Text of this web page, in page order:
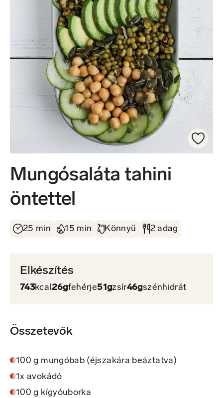
Mungósaláta tahini
öntettel
25 min 15 min Könnyű 2 adag
Elkészítés
743kcal26gfehérje51gzsír46gszénhidrát
Összetevők
100 g mungóbab (éjszakára beáztatva)
1x avokádó
100 g kígyóuborka